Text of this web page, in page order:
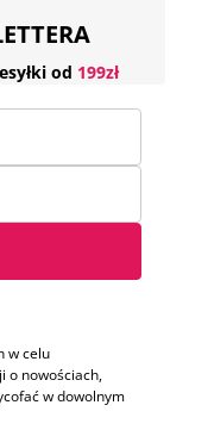
od 199zł
w celu
o nowościach,
w dowolnym